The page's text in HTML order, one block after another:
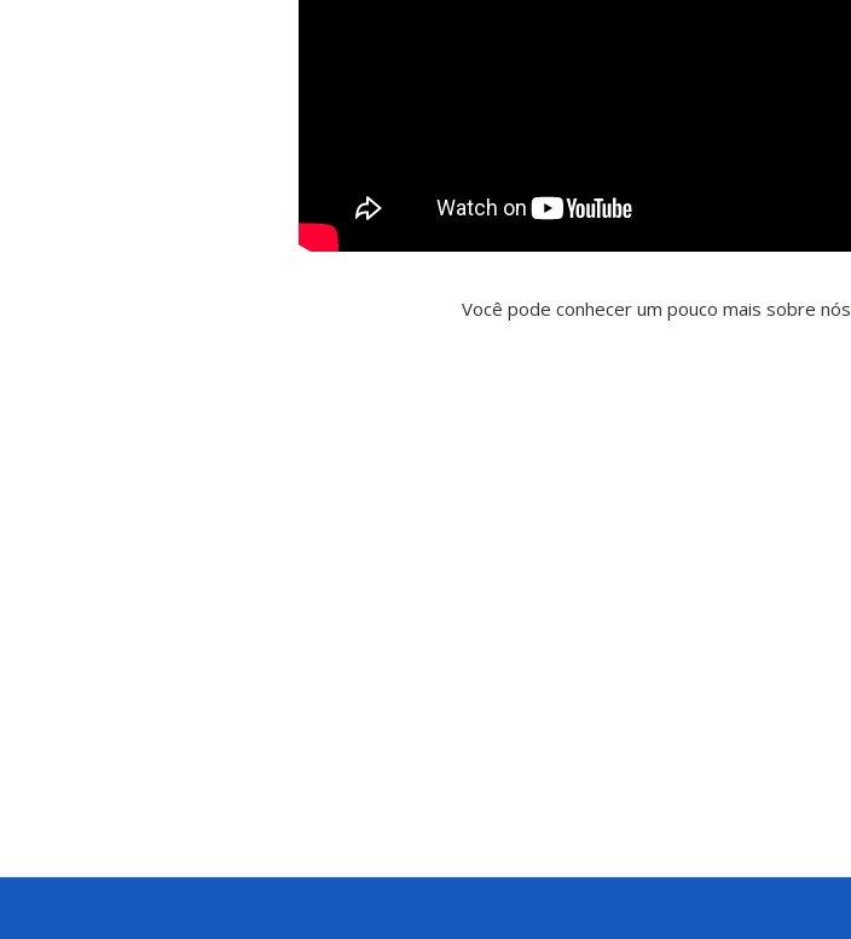
Você pode conhecer um pouco mais sobre nós